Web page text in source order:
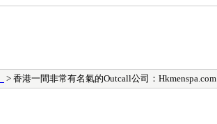
> 香港一間非常有名氣的Outcall公司：Hkmenspa.com